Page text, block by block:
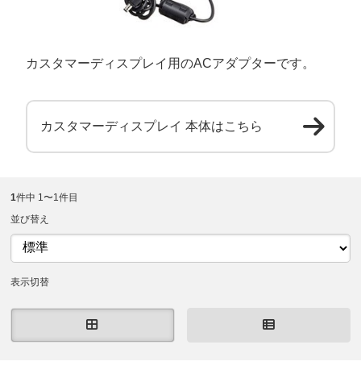
カスタマーディスプレイ用のACアダプターです。
カスタマーディスプレイ 本体はこちら
1件中 1〜1件目
並び替え
表示切替